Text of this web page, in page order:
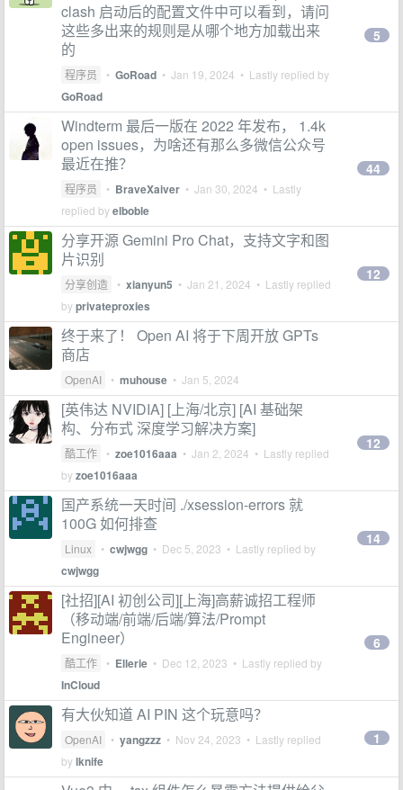
clash 启动后的配置文件中可以看到，请问
这些多出来的规则是从哪个地方加载出来
的
程序员 • GoRoad • Jan 19, 2024 • Lastly replied by
GoRoad
5
Windterm 最后一版在 2022 年发布， 1.4k
open issues，为啥还有那么多微信公众号
最近在推？
程序员 • BraveXaiver • Jan 30, 2024 • Lastly
replied byelboble
44
分享开源 Gemini Pro Chat，支持文字和图
片识别
分享创造 • xianyun5 • Jan 21, 2024 • Lastly replied
byprivateproxies
12
终于来了！ Open AI 将于下周开放 GPTs
商店
OpenAI • muhouse • Jan 5, 2024
[英伟达 NVIDIA] [上海/北京] [AI 基础架
构、分布式 深度学习解决方案]
酷工作 • zoe1016aaa • Jan 2, 2024 • Lastly replied
byzoe1016aaa
12
国产系统一天时间 ./xsession-errors 就
100G 如何排查
Linux • cwjwgg • Dec 5, 2023 • Lastly replied by
cwjwgg
14
[社招][AI 初创公司][上海]高薪诚招工程师
（移动端/前端/后端/算法/Prompt
Engineer）
酷工作 • Ellerie • Dec 12, 2023 • Lastly replied by
InCloud
6
有大伙知道 AI PIN 这个玩意吗？
OpenAI • yangzzz • Nov 24, 2023 • Lastly replied
bylknife
1